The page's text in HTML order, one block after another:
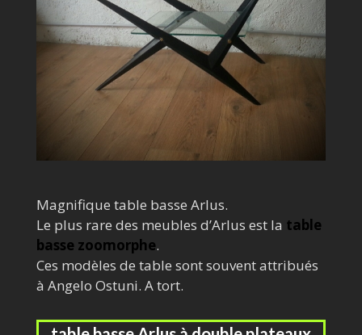
Magnifique table basse Arlus.
Le plus rare des meubles d’Arlus est la table
basse zoomorphe.
Ces modèles de table sont souvent attribués
à Angelo Ostuni. A tort.